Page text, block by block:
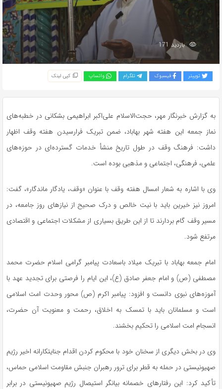
بازدید 171
توییتر فیسبوک تلگرام واتساپ کپی لینک
به گزارش خبرنگار مهر، حجت‌الاسلام علی‌اکبر ابراهیمی بشکانی در خطبه‌های
نماز جمعه این هفته شهر بهاباد، ضمن تبریک فرارسیدن هفته وقف اظهار
داشت: فرهنگ وقف در طول تاریخ منشأ خدمات گسترده‌ای در حوزه‌های
علمی، فرهنگی، اجتماعی و مذهبی بوده است.
وی با اشاره به شعار امسال هفته وقف با عنوان «وقف، یادگار ماندگار»، گفت:
امروز نیز خیرین باید با نیت خالص و درک صحیح از نیازهای روز جامعه، در
مسیر وقف گام بردارند تا از این طریق بسیاری از مشکلات اجتماعی و اقتصادی
مرتفع شود.
امام جمعهبهاباد با تبریک میلاد باسعادت پیامبر گرامی اسلام حضرت محمد
مصطفی (ص) و امام جعفر صادق (ع)، این ایام را فرصتی برای تجدید عهد با
آموزه‌های نبوی دانست و افزود: پیامبر اکرم (ص) محور وحدت امت اسلامی
است و مسلمانان باید با تمسک به اخلاق، رحمت و معنویت آن حضرت،
انسجام امت اسلامی را تحکیم بخشند.
وی در بخش دیگری از سخنان خود با محکوم کردن اقدام جنایتکارانه اخیر رژیم
صهیونیستی در حمله به قطر برای ترور رهبران جنبش مقاومت اسلامی حماس،
تأکید کرد: این رفتارهای خصمانه بیانگر استیصال رژیم صهیونیستی در برابر